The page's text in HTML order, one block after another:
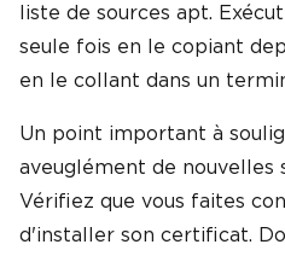
liste de sources apt.
seule fois en le copiant
en le collant dans un
Un point important à
aveuglément de nouvelles
Vérifiez que vous faites
d'installer son certificat.